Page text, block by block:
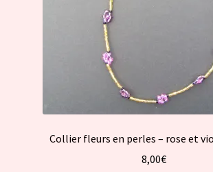
Collier fleurs en perles – rose et
8,00€